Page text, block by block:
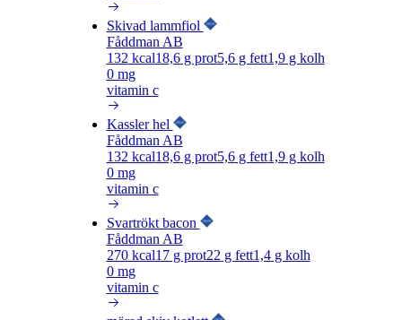
Skivad lammfiol
Fåddman AB
132 kcal18,6g prot5,6g fett1,9g kolh
0 mg
vitamin c
Kassler hel
Fåddman AB
132 kcal18,6g prot5,6g fett1,9g kolh
0 mg
vitamin c
Svartrökt bacon
Fåddman AB
270kcal17g prot22 g fett1,4g kolh
0 mg
vitamin c